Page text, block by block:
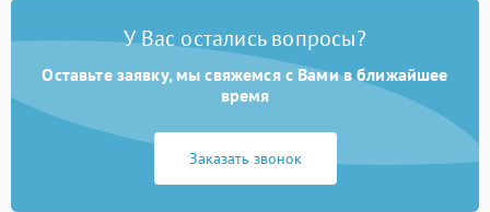
У Вас остались вопросы?
Оставьте заявку, мы свяжемся с Вами в ближайшее
время
Заказать звонок